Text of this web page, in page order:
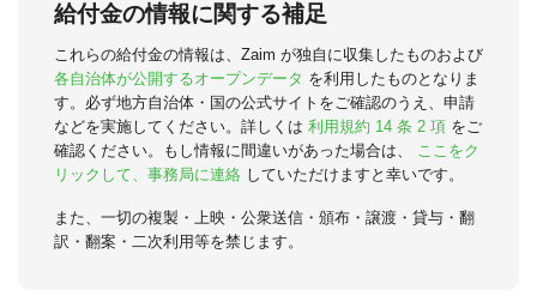
給付金の情報に関する補足
これらの給付金の情報は、Zaim が独自に収集したものおよび
各自治体が公開するオープンデータ を利用したものとなりま
す。必ず地方自治体・国の公式サイトをご確認のうえ、申請
などを実施してください。詳しくは 利用規約 14 条 2 項 をご
確認ください。もし情報に間違いがあった場合は、
ここをク
リックして、事務局に連絡 していただけますと幸いです。
また、一切の複製・上映・公衆送信・頒布・譲渡・貸与・翻
訳・翻案・二次利用等を禁じます。